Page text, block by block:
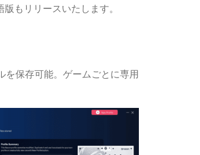
もリリースいたします。
保存可能。ゲームごとに専用